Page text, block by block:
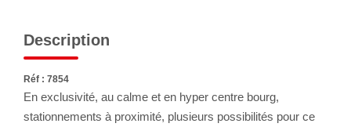
Description
Réf : 7854
En exclusivité, au calme et en hyper centre bourg,
stationnements à proximité, plusieurs possibilités pour ce